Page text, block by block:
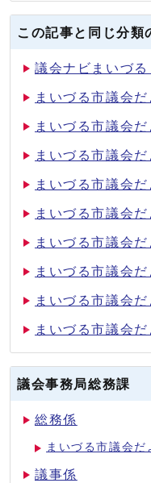
この記事と同じ分類
議会ナビまいづる
まいづる市議会
まいづる市議会
まいづる市議会
まいづる市議会
まいづる市議会
まいづる市議会
まいづる市議会
まいづる市議会
まいづる市議会
議会事務局総務課
総務係
まいづる市議会だ
議事係